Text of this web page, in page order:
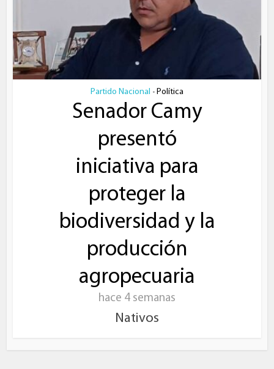
Partido Nacional • Política
Senador Camy
presentó
iniciativa para
proteger la
biodiversidad y la
producción
agropecuaria
hace 4 semanas
Nativos